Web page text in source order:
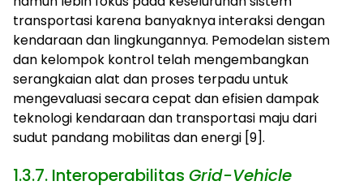
transportasi karena banyaknya interaksi dengan
kendaraan dan lingkungannya. Pemodelan sistem
dan kelompok kontrol telah mengembangkan
serangkaian alat dan proses terpadu untuk
mengevaluasi secara cepat dan efisien dampak
teknologi kendaraan dan transportasi maju dari
sudut pandang mobilitas dan energi [9].
1.3.7. Interoperabilitas Grid-Vehicle